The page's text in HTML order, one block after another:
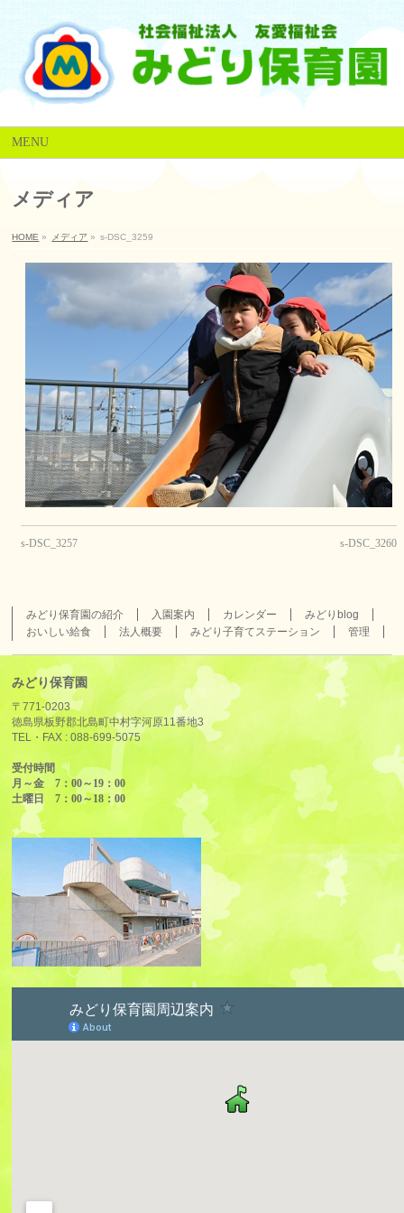
MENU
メディア
HOME » メディア » s-DSC_3259
s-DSC_3257 s-DSC_3260
みどり保育園の紹介 入園案内 カレンダー
みどりblog
おいしい給食
法人概要 みどり子育てステーション 管理
みどり保育園
〒771-0203
徳島県板野郡北島町中村字河原11番地3
TEL・FAX :088-699-5075
受付時間
月～金 7：00～19：00
土曜日 7：00～18：00